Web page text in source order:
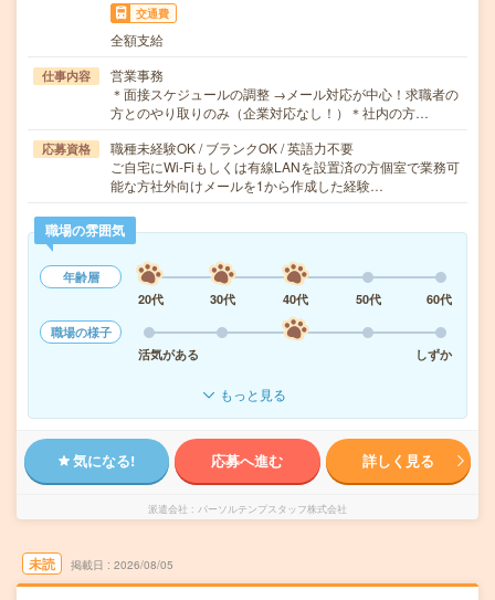
交通費
全額支給
仕事内容
営業事務
＊面接スケジュールの調整 →メール対応が中心！求職者の
方とのやり取りのみ（企業対応なし！）＊社内の方…
応募資格
職種未経験OK / ブランクOK / 英語力不要
ご自宅にWi-Fiもしくは有線LANを設置済の方個室で業務可
能な方社外向けメールを1から作成した経験…
職場の雰囲気
年齢層
20代
30代 40代 50代
60代
職場の様子
活気がある
しずか
もっと見る
気になる! 応募へ進む 詳しく見る
派遣会社 パーソルテンプスタッフ株式会社
未読 掲載日 2026/08/05